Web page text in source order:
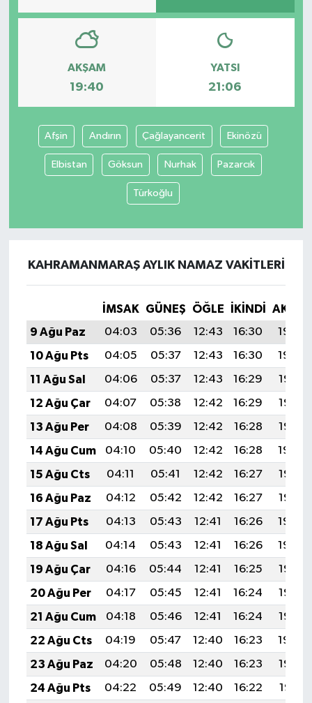
AKŞAM
19:40
YATSI
21:06
Afşin Andırın Çağlayancerit Ekinözü
Elbistan Göksun Nurhak Pazarcık
Türkoğlu
KAHRAMANMARAŞ AYLIK NAMAZ VAKITLERI
İMSAK GÜNEŞ ÖĞLE İKINDI
9 Ağu Paz
04:03 05:36 12:43 16:30
19:40
10 Ağu Pts
04:05 05:37 12:43 16:30
19:39
11 Ağu Sal
04:06 05:37 12:43 16:29
19:38
12 Ağu Çar
04:07 05:38 12:42 16:29
19:37
13 Ağu Per
04:08 05:39 12:42 16:28
19:35
14 Ağu Cum
04:10 05:40 12:42 16:28
19:34
15 Ağu Cts
04:11 05:41 12:42 16:27
19:33
16 Ağu Paz
04:12 05:42 12:42 16:27
19:32
17 Ağu Pts
04:13 05:43 12:41 16:26
19:30
18 Ağu Sal
04:14 05:43 12:41 16:26
19:29
19 Ağu Çar
04:16 05:44 12:41 16:25
19:28
20 Ağu Per
04:17 05:45 12:41 16:24
19:27
21 Ağu Cum
04:18 05:46 12:41 16:24
19:25
22 Ağu Cts
04:19 05:47 12:40 16:23
19:24
23 Ağu Paz
04:20 05:48 12:40 16:23
19:22
24 Ağu Pts
04:22 05:49 12:40 16:22
19:21